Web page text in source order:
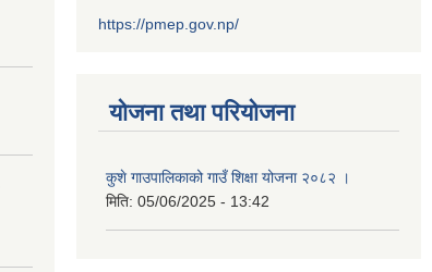
https://pmep.gov.np/
योजना तथा परियोजना
कुशे गाउपालिकाको गाउँ शिक्षा योजना २०८२ ।
मिति: 05/06/2025 - 13:42